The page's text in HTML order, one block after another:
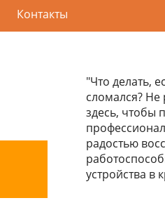
Контакты
"Что делать,
сломался? Не
здесь, чтобы
радостью
устройства в